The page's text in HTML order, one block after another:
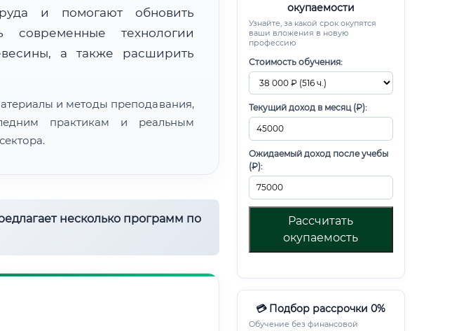
окупаемости
Узнайте, за какой срок окупятся
ваши вложения в новую
профессию
Стоимость обучения:
Текущий доход в месяц (₽):
Ожидаемый доход после учебы
(₽):
Рассчитать
окупаемость
💳 Подбор рассрочки 0%
Обучение без финансовой
и помогают обновить
современные технологии
а также расширить
и методы преподавания,
практикам и реальным
несколько программ по